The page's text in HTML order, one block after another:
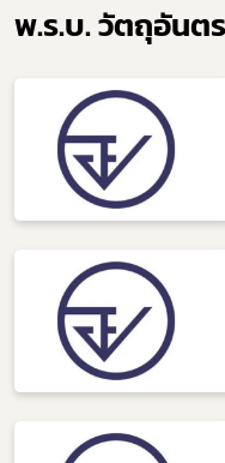
พ.ร.บ. วัตถุอันต